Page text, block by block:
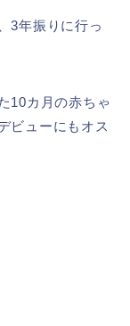
3年振りに行っ
10カ月の赤ちゃ
ビューにもオス